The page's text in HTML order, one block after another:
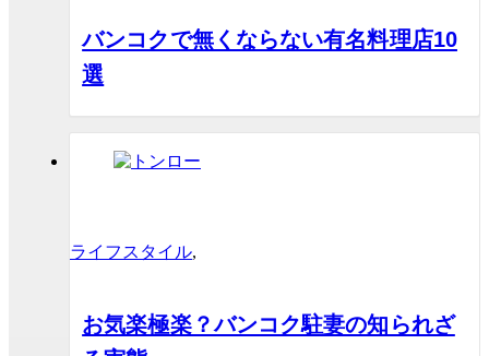
バンコクで無くならない有名料理店10
選
ライフスタイル,
お気楽極楽？バンコク駐妻の知られざ